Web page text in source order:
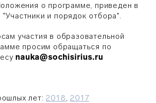
о программе, приведен в
и порядок отбора".
участия в образовательной
просим обращаться по
nauka@sochisirius.ru
лет:2018,2017